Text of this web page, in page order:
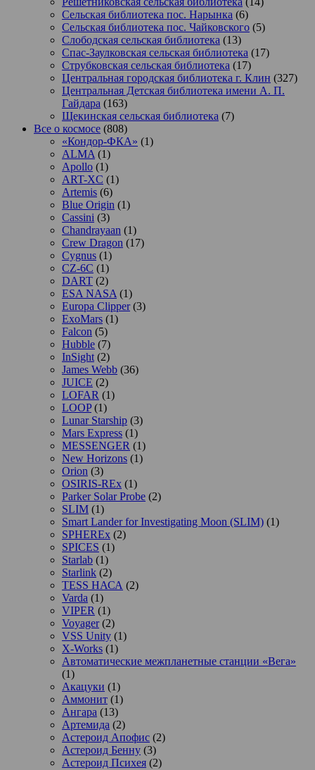
Сельская библиотека пос. Нарынка (6)
Сельская библиотека пос. Чайковского (5)
Слободская сельская библиотека (13)
Спас-Заулковская сельская библиотека (17)
Струбковская сельская библиотека (17)
Центральная городская библиотека г. Клин (327)
Центральная Детская библиотека имени А. П.
Гайдара (163)
Щекинская сельская библиотека (7)
Все о космосе (808)
«Кондор-ФКА» (1)
ALMA (1)
Apollo (1)
ART-XC (1)
Artemis (6)
Blue Origin (1)
Cassini (3)
Chandrayaan (1)
Crew Dragon (17)
Cygnus (1)
CZ-6C (1)
DART (2)
ESA NASA (1)
Europa Clipper(3)
ExoMars (1)
Falcon (5)
Hubble (7)
InSight (2)
James Webb (36)
JUICE (2)
LOFAR (1)
LOOP(1)
Lunar Starship (3)
Mars Express (1)
MESSENGER (1)
New Horizons (1)
Orion (3)
OSIRIS-REx (1)
Parker Solar Probe (2)
SLIM (1)
Smart Lander for Investigating Moon (SLIM) (1)
SPHEREx (2)
SPICES (1)
Starlab (1)
Starlink (2)
TESS НАСА (2)
Varda (1)
VIPER (1)
Voyager(2)
VSS Unity (1)
X-Works (1)
Автоматические межпланетные станции «Вега»
(1)
Акацуки (1)
Аммонит (1)
Ангара (13)
Артемида (2)
Астероид Апофис (2)
Астероид Бенну (3)
Астероид Психея (2)